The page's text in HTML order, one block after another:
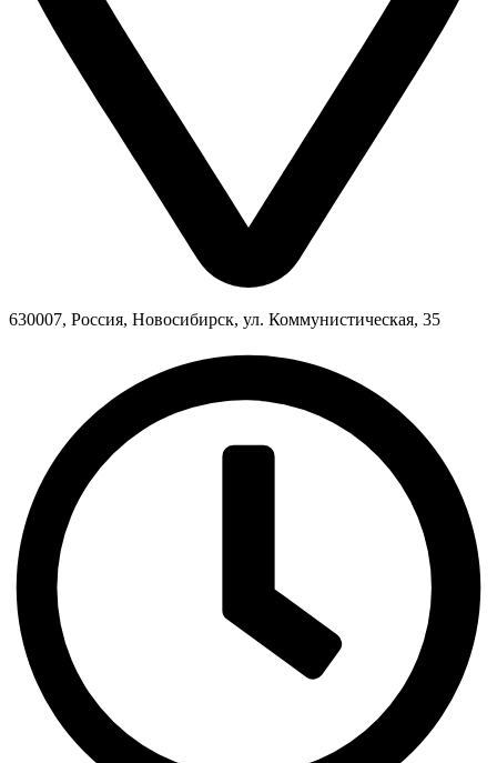
630007, Россия, Новосибирск, ул. Коммунистическая, 35